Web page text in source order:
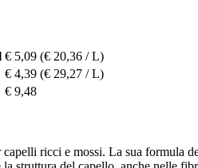
€ 5,09 (€ 20,36 / L)
€ 4,39 (€ 29,27 / L)
€ 9,48
ricci e mossi. La sua